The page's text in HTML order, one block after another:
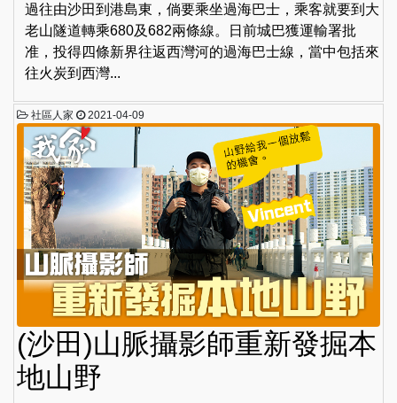
過往由沙田到港島東，倘要乘坐過海巴士，乘客就要到大
老山隧道轉乘680及682兩條線。日前城巴獲運輸署批
准，投得四條新界往返西灣河的過海巴士線，當中包括來
往火炭到西灣...
社區人家 2021-04-09
(沙田)山脈攝影師重新發掘本
地山野